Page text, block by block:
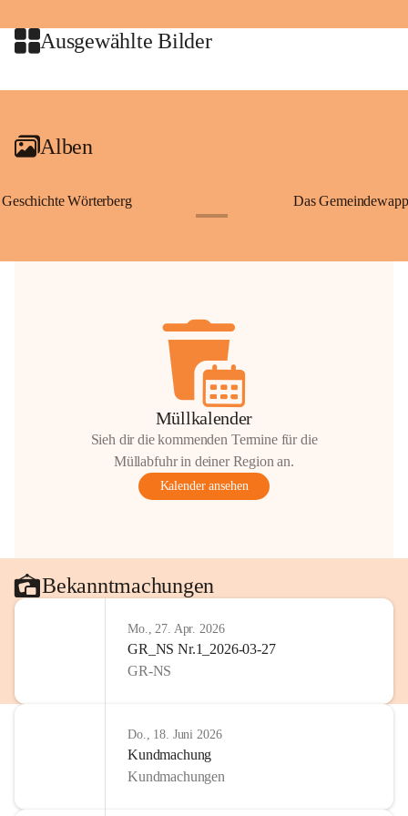
🔏 Zum Schutz unseres Gemeindearchivs danken wir allen Bürgerinnen
Erinnerungen, die dazu beitragen, die Geschichte unserer Heimat
Ausgewählte Bilder
+2
Alben
Geschichte Wörterberg Das
Müllkalender
Sieh dir die kommenden Termine für die
Müllabfuhr in deiner Region an.
Kalender ansehen
Bekanntmachungen
Mo., 27. Apr. 2026
GR_NS Nr.1_2026-03-27
GR-NS
Do., 18. Juni 2026
Kundmachung
Kundmachungen